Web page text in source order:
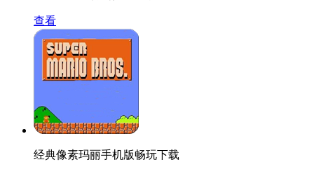
查看
经典像素玛丽手机版畅玩下载